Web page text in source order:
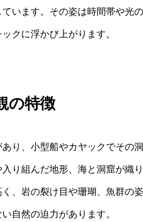
います。その姿は時間帯や光
クに浮かび上がります。
の特徴
り、小型船やカヤックでその
り組んだ地形、海と洞窟が織
、岩の裂け目や珊瑚、魚群の
自然の迫力があります。